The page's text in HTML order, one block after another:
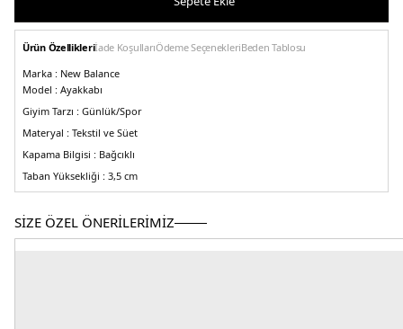
Ürün Özellikleriİade KoşullarıÖdeme SeçenekleriBeden Tablosu
Marka : New Balance
Model : Ayakkabı
Giyim Tarzı : Günlük/Spor
Materyal : Tekstil ve Süet
Kapama Bilgisi : Bağcıklı
Taban Yüksekliği : 3,5 cm
Taban Bilgisi :Kauçuk
ile darbeleri emer-Dış taban ayak kemeri desteği sağlar
2DEMR530RE.5615
SİZE ÖZEL ÖNERİLERİMİZ